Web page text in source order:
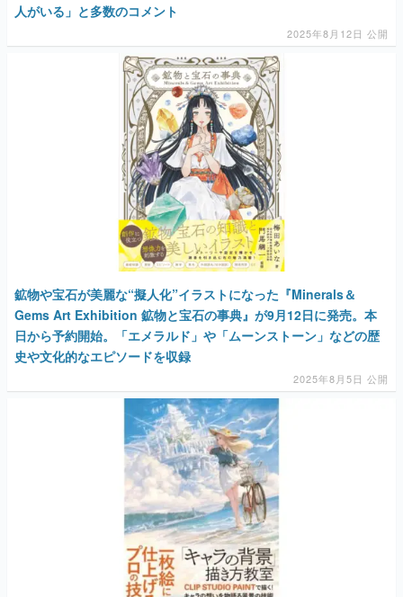
人がいる」と多数のコメント
2025年8月12日 公開
鉱物や宝石が美麗な“擬人化”イラストになった『Minerals＆
Gems Art Exhibition 鉱物と宝石の事典』が9月12日に発売。本
日から予約開始。「エメラルド」や「ムーンストーン」などの歴
史や文化的なエピソードを収録
2025年8月5日 公開